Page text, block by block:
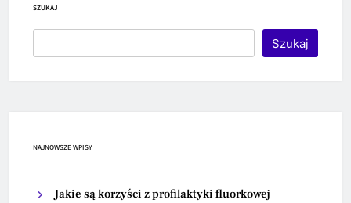
SZUKAJ
Szukaj
NAJNOWSZE WPISY
Jakie są korzyści z profilaktyki fluorkowej